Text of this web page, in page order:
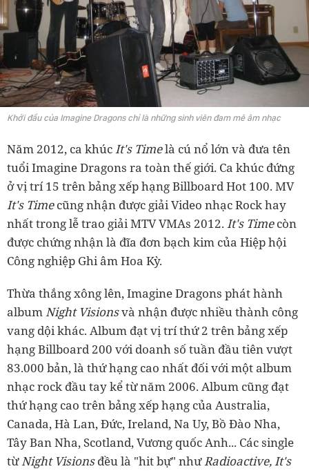
Khởi đầu của Imagine Dragons chỉ là những sinh viên đam mê âm nhạc
Năm 2012, ca khúcIt's Timelà cú nổ lớn và đưa tên
tuổi Imagine Dragons ra toàn thế giới. Ca khúc đứng
ở vị trí 15 trên bảng xếp hạng Billboard Hot 100. MV
It's Timecũng nhận được giải Video nhạc Rock hay
nhất trong lễ trao giải MTV VMAs 2012. It's Timecòn
được chứng nhận là đĩa đơn bạch kim của Hiệp hội
Công nghiệp Ghi âm Hoa Kỳ.
Thừa thắng xông lên, Imagine Dragons phát hành
albumNight Visionsvà nhận được nhiều thành công
vang dội khác. Album đạt vị trí thứ 2 trên bảng xếp
hạng Billboard 200 với doanh số tuần đầu tiên vượt
83.000 bản, là thứ hạng cao nhất đối với một album
nhạc rock đầu tay kể từ năm 2006. Album cũng đạt
thứ hạng cao trên bảng xếp hạng của Australia,
Canada, Hà Lan, Đức, Ireland, Na Uy, Bồ Đào Nha,
Tây Ban Nha, Scotland, Vương quốc Anh... Các single
từNight Visionsđều là "hit bự" nhưRadioactive, It's